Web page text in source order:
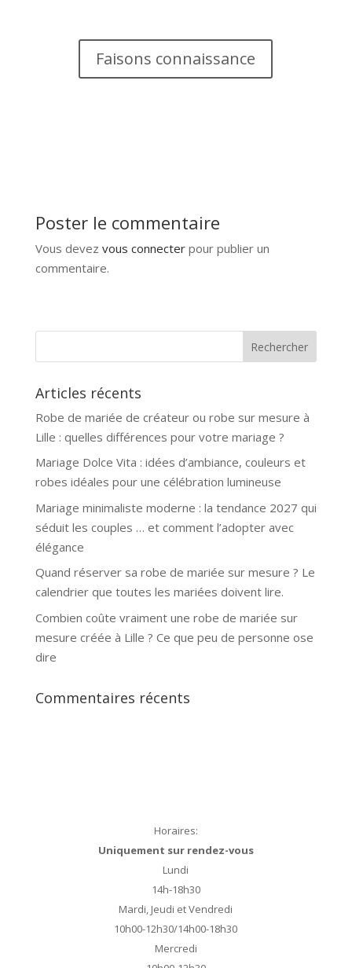
Faisons connaissance
Poster le commentaire
Vous devez vous connecterpour publier un
commentaire.
Articles récents
Robe de mariée de créateur ou robe sur mesure à
Lille : quelles différences pour votre mariage ?
Mariage Dolce Vita : idées d’ambiance, couleurs et
robes idéales pour une célébration lumineuse
Mariage minimaliste moderne : la tendance 2027 qui
séduit les couples … et comment l’adopter avec
élégance
Quand réserver sa robe de mariée sur mesure ? Le
calendrier que toutes les mariées doivent lire.
Combien coûte vraiment une robe de mariée sur
mesure créée à Lille ? Ce que peu de personne ose
dire
Commentaires récents
Horaires:
Uniquement sur rendez-vous
Lundi
14h-18h30
Mardi, Jeudi et Vendredi
10h00-12h30/14h00-18h30
Mercredi